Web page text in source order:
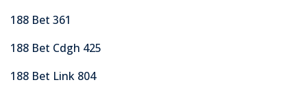
188 Bet 361
188 Bet Cdgh 425
188 Bet Link 804